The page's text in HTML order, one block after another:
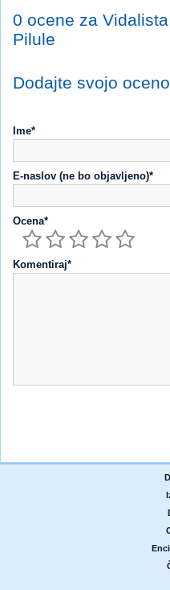
0 ocene za
Pilule
Dodajte svojo oceno
Ime*
E-naslov (ne bo objavljeno)*
Ocena*
Komentiraj*